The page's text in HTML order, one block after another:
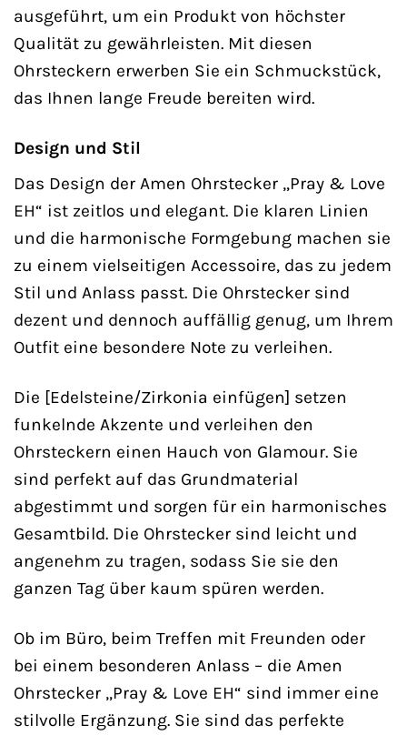
ausgeführt, um ein Produkt von höchster
Qualität zu gewährleisten. Mit diesen
Ohrsteckern erwerben Sie ein Schmuckstück,
das Ihnen lange Freude bereiten wird.
Design und Stil
Das Design der Amen Ohrstecker „Pray & Love
EH“ ist zeitlos und elegant. Die klaren Linien
und die harmonische Formgebung machen sie
zu einem vielseitigen Accessoire, das zu jedem
Stil und Anlass passt. Die Ohrstecker sind
dezent und dennoch auffällig genug, um Ihrem
Outfit eine besondere Note zu verleihen.
Die [Edelsteine/Zirkonia einfügen] setzen
funkelnde Akzente und verleihen den
Ohrsteckern einen Hauch von Glamour. Sie
sind perfekt auf das Grundmaterial
abgestimmt und sorgen für ein harmonisches
Gesamtbild. Die Ohrstecker sind leicht und
angenehm zu tragen, sodass Sie sie den
ganzen Tag über kaum spüren werden.
Ob im Büro, beim Treffen mit Freunden oder
bei einem besonderen Anlass – die Amen
Ohrstecker „Pray & Love EH“ sind immer eine
stilvolle Ergänzung. Sie sind das perfekte